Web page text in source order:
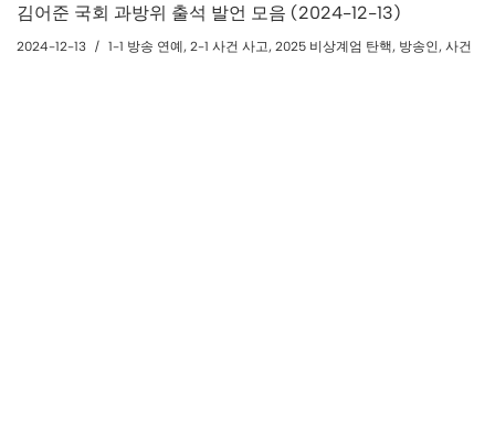
김어준 국회 과방위 출석 발언 모음 (2024-12-13)
2024-12-13 1-1 방송 연예, 2-1 사건 사고, 2025 비상계엄 탄핵, 방송인, 사건